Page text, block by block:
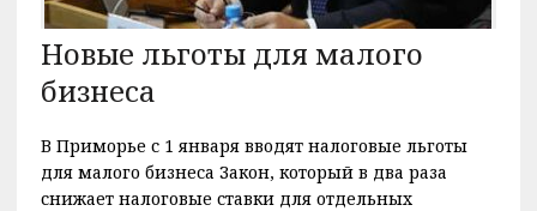
Новые льготы для малого
бизнеса
В Приморье с 1 января вводят налоговые льготы
для малого бизнеса Закон, который в два раза
снижает налоговые ставки для отдельных